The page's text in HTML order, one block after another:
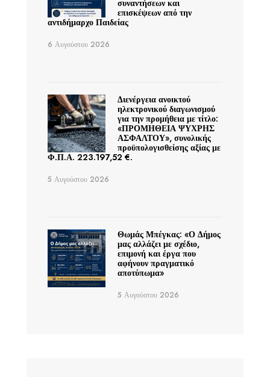
συναντήσεων και
επισκέψεων από την
αντιδήμαρχο Παιδείας
6 Αυγούστου 2026
Διενέργεια ανοικτού
ηλεκτρονικού διαγωνισμού
για την προμήθεια με τίτλο:
«ΠΡΟΜΗΘΕΙΑ ΨΥΧΡΗΣ
ΑΣΦΑΛΤΟΥ», συνολικής
προϋπολογισθείσης αξίας με
Φ.Π.Α. 223.197,52 €.
5 Αυγούστου 2026
Θωμάς Μπέγκας: «Ο Δήμος
μας αλλάζει με σχέδιο,
επιμονή και έργα που
αφήνουν πραγματικό
αποτύπωμα»
5 Αυγούστου 2026